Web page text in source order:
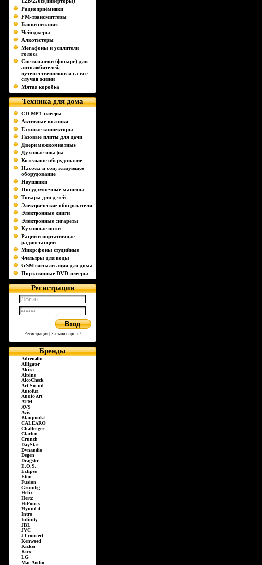
Радиоприёмники
FM-трансмиттеры
Блоки питания
Чейнджеры
Алкотестеры
Мегафоны и усилители
голоса
Светильники (фонари) для
автолюбителей,
путешественников и на все
случаи жизни
Мятая коробка
Техника для дома
CD MP3-плееры
Активные колонки
Газовые конвекторы
Газовые плиты для дачи
Двери межкомнатные
Духовые шкафы
Котельное оборудование
Насосы и сопутствующее
оборудование
Наушники
Посудомоечные машины
Товары для детей
Электрические обогреватели
Электронные книги
Электронные сигареты
Кухонные ножи
Рации и портативные
радиостанции
Микрофоны студийные
Фильтры для воды
GSM сигнализации для дома
Портативные DVD-плееры
Регистрация
Регистрация| Забыли пароль?
Бренды
Adrenalin
Alligator
Akira
Alpine
AlcoCheck
Art Sound
Autofun
Audio Art
ATM
AVS
Avis
Blaupunkt
CALEARO
Challenger
Clarion
Crunch
DayStar
Dynaudio
Degen
Dragster
E.O.S.
Eclipse
Eton
Fusion
Grundig
Helix
Hertz
HiFonics
Hyundai
Intro
Infinity
JBL
JVC
JJ-connect
Kenwood
Kicker
Kicx
LG
Mac Audio